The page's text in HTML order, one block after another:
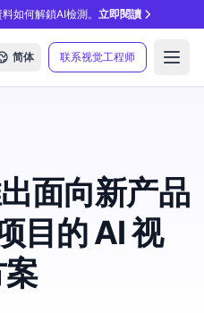
如何解鎖AI檢測。立即閱讀
简体 联系视觉工程师
面向新产品
目的 AI 视